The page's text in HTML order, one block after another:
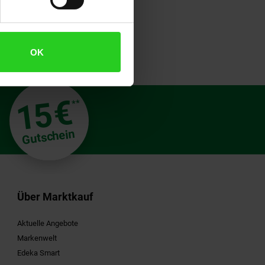
OK
15€**
Gutschein
Über Marktkauf
Aktuelle Angebote
Markenwelt
Edeka Smart